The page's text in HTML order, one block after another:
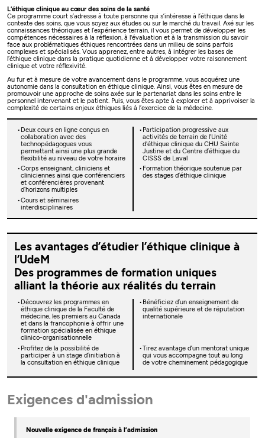
L’éthique clinique au cœur des soins de la santé
Ce programme court s’adresse à toute personne qui s’intéresse à l’éthique dans le
contexte des soins, que vous soyez aux études ou sur le marché du travail. Axé sur les
connaissances théoriques et l’expérience terrain, il vous permet de développer les
compétences nécessaires à la réflexion, à l'évaluation et à la transmission du savoir
face aux problématiques éthiques rencontrées dans un milieu de soins parfois
complexes et spécialisés. Vous apprenez, entre autres, à intégrer les bases de
l’éthique clinique dans la pratique quotidienne et à développer votre raisonnement
clinique et votre réflexivité.
Au fur et à mesure de votre avancement dans le programme, vous acquérez une
autonomie dans la consultation en éthique clinique. Ainsi, vous êtes en mesure de
promouvoir une approche de soins axée sur le partenariat dans les soins entre le
personnel intervenant et le patient. Puis, vous êtes apte à explorer et à apprivoiser la
complexité de certains enjeux éthiques liés à l’exercice de la médecine.
Deux cours en ligne conçus en
collaboration avec des
technopédagogues vous
permettant ainsi une plus grande
flexibilité au niveau de votre horaire
Participation progressive aux
activités de terrain de l’Unité
d'éthique clinique du CHU Sainte
Justine et du Centre d’éthique du
CISSS de Laval
Corps enseignant, cliniciens et
cliniciennes ainsi que conférenciers
et conférencières provenant
d’horizons multiples
Formation théorique soutenue par
des stages d’éthique clinique
Cours et séminaires
interdisciplinaires
Les avantages d’étudier l’éthique clinique à
l’UdeM
Des programmes de formation uniques
alliant la théorie aux réalités du terrain
Découvrez les programmes en
éthique clinique de la Faculté de
médecine, les premiers au Canada
et dans la francophonie à offrir une
formation spécialisée en éthique
clinico-organisationnelle
Bénéficiez d’un enseignement de
qualité supérieure et de réputation
internationale
Profitez de la possibilité de
participer à un stage d’initiation à
la consultation en éthique clinique
Tirez avantage d’un mentorat unique
qui vous accompagne tout au long
de votre cheminement pédagogique
Exigences d'admission
Nouvelle exigence de français à l’admission